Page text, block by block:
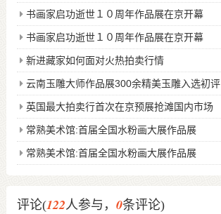
书画家启功逝世１０周年作品展在京开幕
书画家启功逝世１０周年作品展在京开幕
新进藏家如何面对火热拍卖行情
云南玉雕大师作品展300余精美玉雕入选初评
英国最大拍卖行首次在京预展抢滩国内市场
常熟美术馆:首届全国水粉画大展作品展
常熟美术馆:首届全国水粉画大展作品展
评论(122人参与， 0条评论)